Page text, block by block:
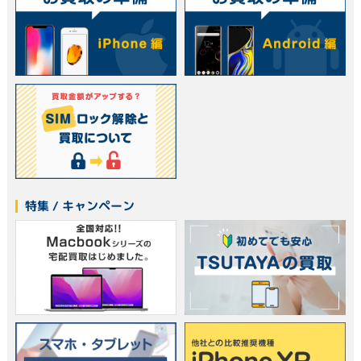
特集 / キャンペーン